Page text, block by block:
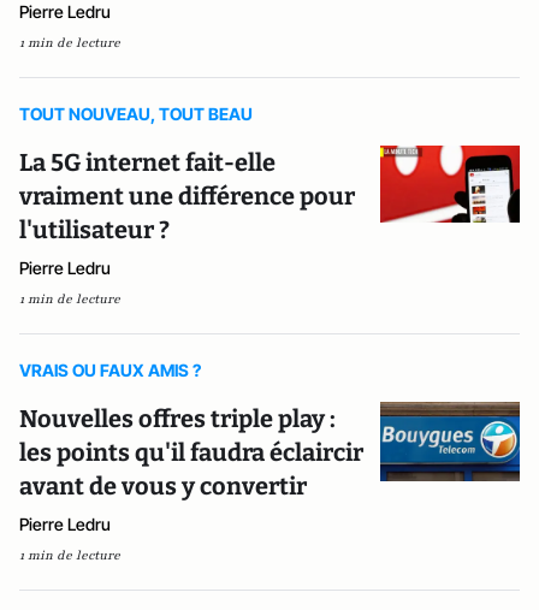
Pierre Ledru
1 min de lecture
TOUT NOUVEAU, TOUT BEAU
La 5G internet fait-elle
vraiment une différence pour
l'utilisateur ?
Pierre Ledru
1 min de lecture
VRAIS OU FAUX AMIS ?
Nouvelles offres triple play :
les points qu'il faudra éclaircir
avant de vous y convertir
Pierre Ledru
1 min de lecture